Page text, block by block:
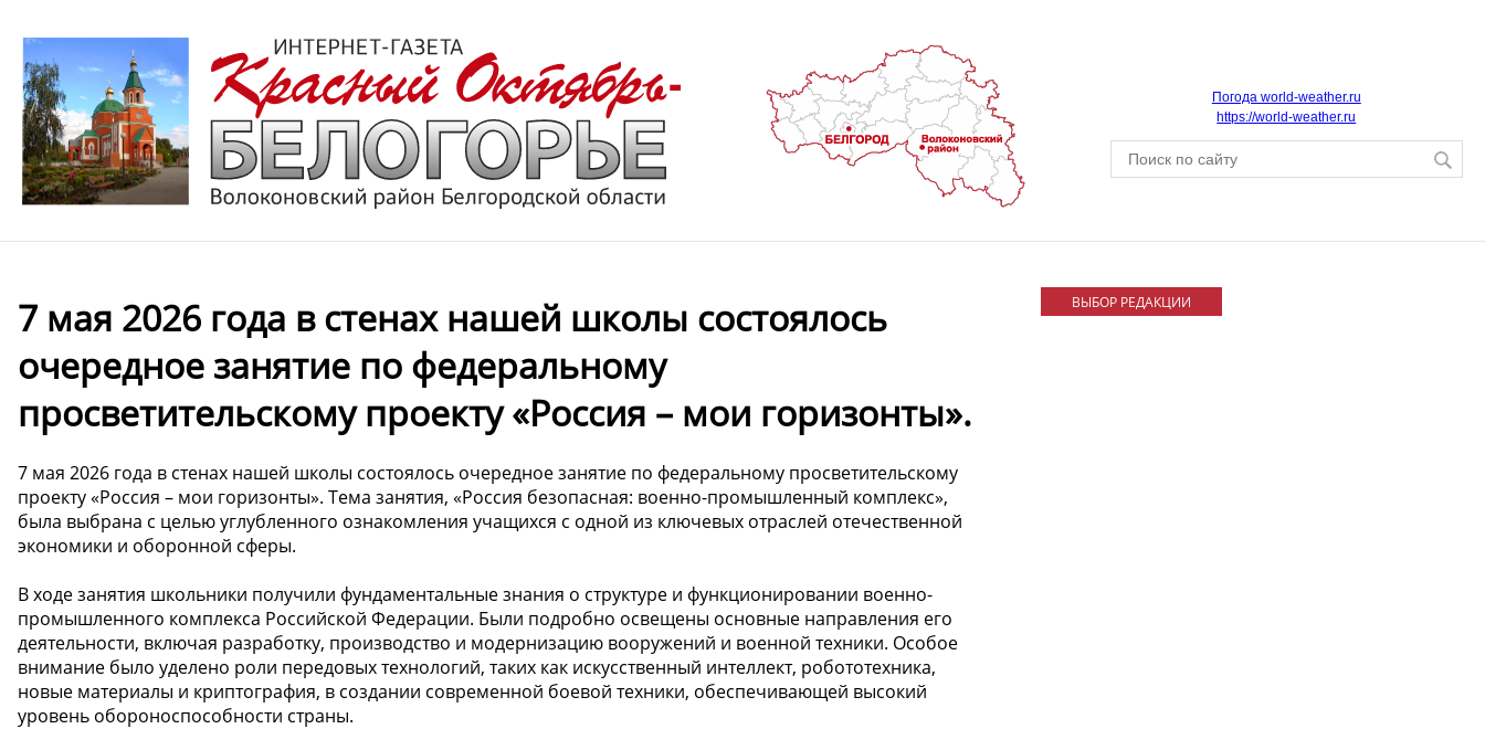
Погода world-weather.ru
https://world-weather.ru
7 мая 2026 года в стенах нашей школы состоялось
очередное занятие по федеральному
просветительскому проекту «Россия – мои горизонты».
7 мая 2026 года в стенах нашей школы состоялось очередное занятие по федеральному просветительскому
проекту «Россия – мои горизонты». Тема занятия, «Россия безопасная: военно-промышленный комплекс»,
была выбрана с целью углубленного ознакомления учащихся с одной из ключевых отраслей отечественной
экономики и оборонной сферы.
В ходе занятия школьники получили фундаментальные знания о структуре и функционировании военно-
промышленного комплекса Российской Федерации. Были подробно освещены основные направления его
деятельности, включая разработку, производство и модернизацию вооружений и военной техники. Особое
внимание было уделено роли передовых технологий, таких как искусственный интеллект, робототехника,
новые материалы и криптография, в создании современной боевой техники, обеспечивающей высокий
уровень обороноспособности страны.
ВЫБОР РЕДАКЦИИ